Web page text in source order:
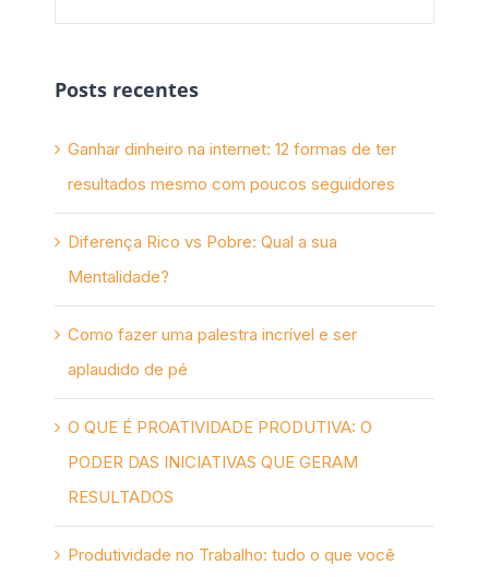
Posts recentes
Ganhar dinheiro na internet: 12 formas de ter
resultados mesmo com poucos seguidores
Diferença Rico vs Pobre: Qual a sua
Mentalidade?
Como fazer uma palestra incrível e ser
aplaudido de pé
O QUE É PROATIVIDADE PRODUTIVA: O
PODER DAS INICIATIVAS QUE GERAM
RESULTADOS
Produtividade no Trabalho: tudo o que você